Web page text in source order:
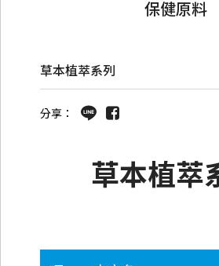
保健原料
草本植萃系列
分享：
草本植萃